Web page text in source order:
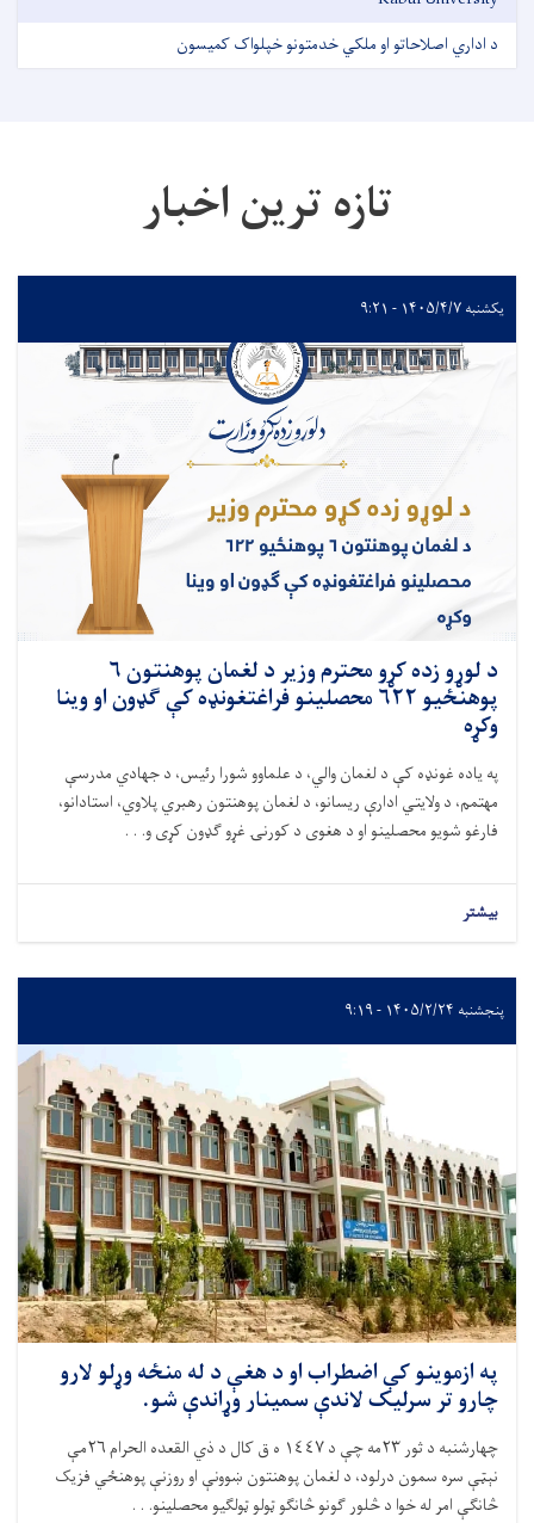
د اداري اصلاحاتو او ملکي خدمتونو خپلواک کمیسون
تازه ترین اخبار
یکشنبه ۱۴۰۵/۴/۷ - ۹:۲۱
د لوړو زده کړو محترم وزیر د لغمان پوهنتون ۶
پوهنځيو ۶۲۲ محصلینو فراغتغونډه کې ګډون او وینا
وکړه
په یاده غونډه کې د لغمان والي، د علماوو شورا رئيس، د جهادي مدرسې
مهتمم، د ولایتي ادارې ریسانو، د لغمان پوهنتون رهبري پلاوي، استادانو،
فارغو شویو محصلینو او د هغوی د کورنۍ غړو ګډون کړی و. . .
بیشتر
پنجشنبه ۱۴۰۵/۲/۲۴ - ۹:۱۹
په ازموینو کې اضطراب او د هغې د له منځه وړلو لارو
چارو تر سرلیک لاندې سمینار وړاندې شو.
چهارشنبه د ثور۲۳
مه چې د ١٤٤٧ ه ق کال د ذي القعده الحرام ٢٦مې
نېټې سره سمون درلود، د لغمان پوهنتون ښوونې او روزنې پوهنځي فزیک
څانګې امر له خوا د څلور ګونو څانګو ټولو ټولګیو محصلینو. . .